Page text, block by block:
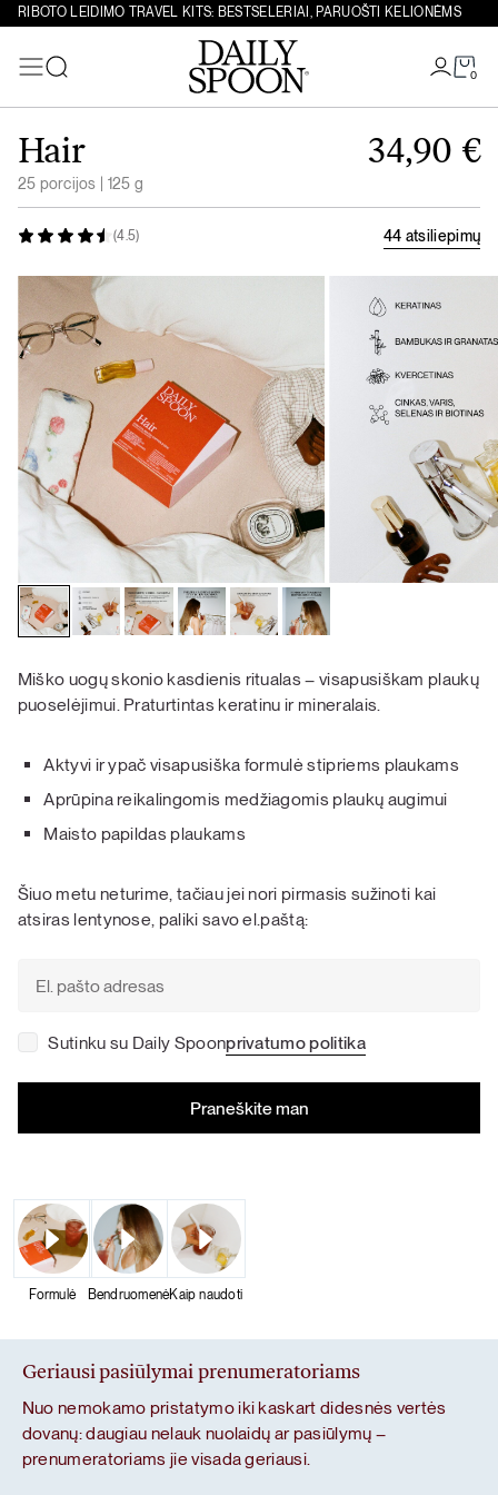
RIBOTO LEIDIMO TRAVEL KITS: BESTSELERIAI, PARUOŠTI KELIONĖMS
0
Paieška
(4.5) 44 atsiliepimų
Hair
25 porcijos | 125 g
34,90 €
Miško uogų skonio kasdienis ritualas – visapusiškam plaukų
puoselėjimui. Praturtintas keratinu ir mineralais.
Aktyvi ir ypač visapusiška formulė stipriems plaukams
Aprūpina reikalingomis medžiagomis plaukų augimui
Maisto papildas plaukams
Šiuo metu neturime, tačiau jei nori pirmasis sužinoti kai
atsiras lentynose, paliki savo el.paštą:
Sutinku su Daily Spoonprivatumo politika
Formulė BendruomenėKaip naudoti
Geriausi pasiūlymai prenumeratoriams
Nuo nemokamo pristatymo iki kaskart didesnės vertės
dovanų: daugiau nelauk nuolaidų ar pasiūlymų –
prenumeratoriams jie visada geriausi.